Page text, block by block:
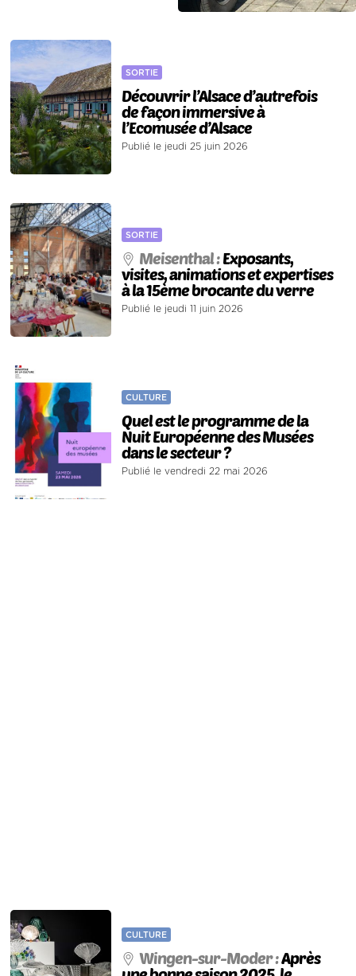
SORTIE
Découvrir l’Alsace d’autrefois
de façon immersive à
l’Ecomusée d’Alsace
Publié le jeudi 25 juin 2026
SORTIE
Meisenthal :Exposants,
visites, animations et expertises
à la 15ème brocante du verre
Publié le jeudi 11 juin 2026
CULTURE
Quel est le programme de la
Nuit Européenne des Musées
dans le secteur ?
Publié le vendredi 22 mai 2026
CULTURE
Wingen-sur-Moder :Après